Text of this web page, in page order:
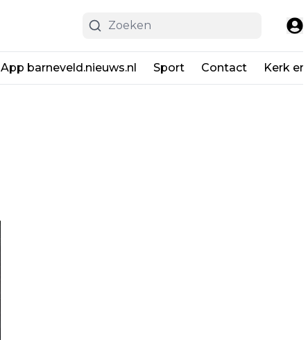
App barneveld.nieuws.nl Sport Contact Kerk